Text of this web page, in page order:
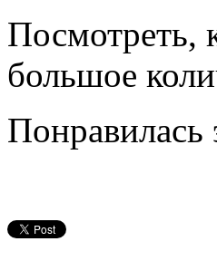
Посмотреть,
большое
Понравилась